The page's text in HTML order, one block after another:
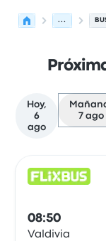
...
Hoy,
6
ago
7 ago
08:50
Valdivia